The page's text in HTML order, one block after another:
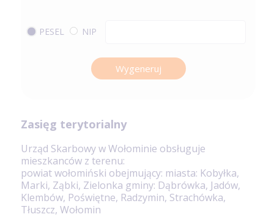
PESEL NIP
Wygeneruj
Zasięg terytorialny
Urząd Skarbowy w Wołominie obsługuje
mieszkanców z terenu:
powiat wołomiński obejmujący: miasta: Kobyłka,
Marki, Ząbki, Zielonka gminy: Dąbrówka, Jadów,
Klembów, Poświętne, Radzymin, Strachówka,
Tłuszcz, Wołomin